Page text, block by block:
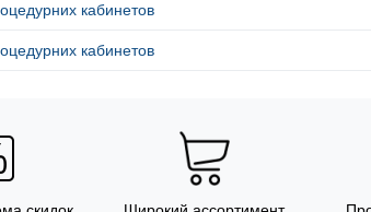
кабинетов
кабинетов